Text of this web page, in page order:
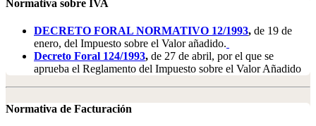
Normativa sobre IVA
DECRETO FORAL NORMATIVO 12/1993, de 19 de
enero, del Impuesto sobre el Valor añadido.
Decreto Foral 124/1993, de 27 de abril, por el que se
aprueba el Reglamento del Impuesto sobre el Valor Añadido
Normativa de Facturación